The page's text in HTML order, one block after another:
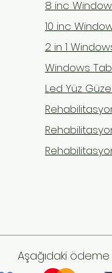
TENS mi
TENS ve
görünüşleri
ama amaçları
elektroterapi
8 inc
10 inc
2 in 1
Windows
Led Yüz
Aşağıdaki